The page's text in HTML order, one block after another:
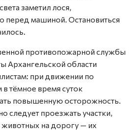
заметил лося,
перед машиной. Остановиться
противопожарной службы
Архангельской области
при движении по
тёмное время суток
повышенную осторожность.
следует проезжать участки,
на дорогу — их